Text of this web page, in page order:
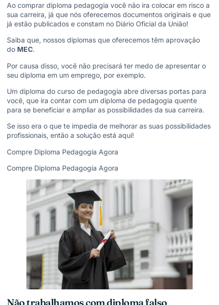
Ao comprar diploma pedagogia você não ira colocar em risco a
sua carreira, já que nós oferecemos documentos originais e que
já estão publicados e constam no Diário Oficial da União!
Saiba que, nossos diplomas que oferecemos têm aprovação
do MEC.
Por causa disso, você não precisará ter medo de apresentar o
seu diploma em um emprego, por exemplo.
Um diploma do curso de pedagogia abre diversas portas para
você, que ira contar com um diploma de pedagogia quente
para se beneficiar e ampliar as possibilidades da sua carreira.
Se isso era o que te impedia de melhorar as suas possibilidades
profissionais, então a solução está aqui!
Compre Diploma Pedagogia Agora
Compre Diploma Pedagogia Agora
Não trabalhamos com diploma falso